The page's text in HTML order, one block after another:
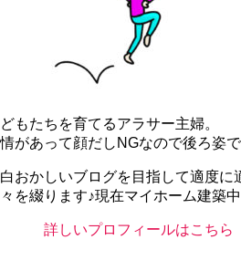
もたちを育てるアラサー主婦。
があって顔だしNGなので後ろ姿
おかしいブログを目指して適度に
を綴ります♪現在マイホーム建築中
詳しいプロフィールはこちら